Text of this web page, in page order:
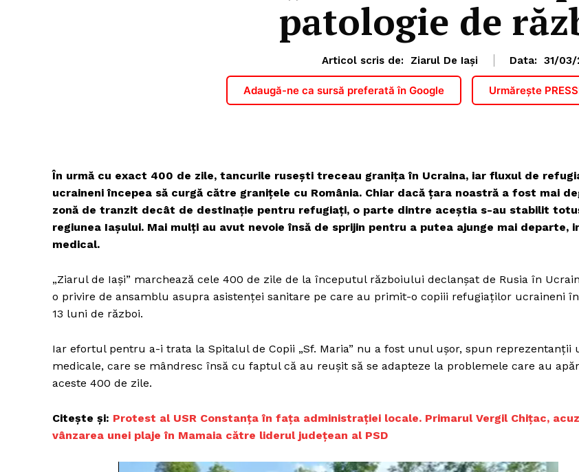
patologie de
Articol scris de: Ziarul De Iași Data: 31/03/
Adaugă-ne ca sursă preferată în Google Urmărește
În urmă cu exact 400 de zile, tancurile rusești treceau granița în Ucraina, iar fluxul de
ucraineni începea să curgă către granițele cu România. Chiar dacă țara noastră a fost mai
zonă de tranzit decât de destinație pentru refugiați, o parte dintre aceștia s-au stabilit
regiunea Iașului. Mai mulți au avut nevoie însă de sprijin pentru a putea ajunge mai departe,
medical.
„Ziarul de Iași” marchează cele 400 de zile de la începutul războiului declanșat de Rusia în
o privire de ansamblu asupra asistenței sanitare pe care au primit-o copiii refugiaților ucraineni
13 luni de război.
Iar efortul pentru a-i trata la Spitalul de Copii „Sf. Maria” nu a fost unul ușor, spun reprezentanții
medicale, care se mândresc însă cu faptul că au reușit să se adapteze la problemele care au
aceste 400 de zile.
Citește și: Protest al USR Constanța în fața administrației locale. Primarul Vergil Chițac,
vânzarea unei plaje în Mamaia către liderul judeţean al PSD